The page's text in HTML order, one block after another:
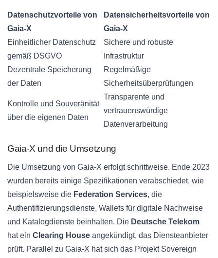
Datenschutzvorteile von
Gaia-X
Datensicherheitsvorteile von
Gaia-X
Einheitlicher Datenschutz
gemäß DSGVO
Sichere und robuste
Infrastruktur
Dezentrale Speicherung
der Daten
Regelmäßige
Sicherheitsüberprüfungen
Kontrolle und Souveränität
über die eigenen Daten
Transparente und
vertrauenswürdige
Datenverarbeitung
Gaia-X und die Umsetzung
Die Umsetzung von Gaia-X erfolgt schrittweise. Ende 2023
wurden bereits einige Spezifikationen verabschiedet, wie
beispielsweise die Federation Services, die
Authentifizierungsdienste, Wallets für digitale Nachweise
und Katalogdienste beinhalten. Die Deutsche Telekom
hat ein Clearing House angekündigt, das Diensteanbieter
prüft. Parallel zu Gaia-X hat sich das Projekt Sovereign